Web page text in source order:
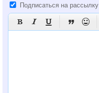
Подписаться на рассылку
    